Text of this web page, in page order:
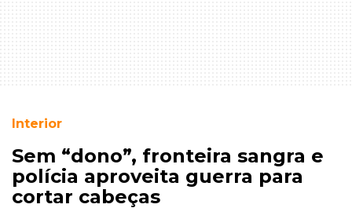
Interior
Sem “dono”, fronteira sangra e
polícia aproveita guerra para
cortar cabeças